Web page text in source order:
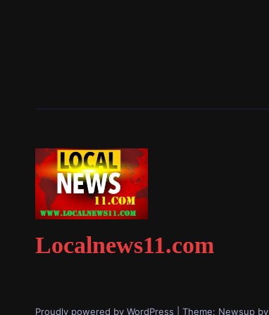
Localnews11.com
Proudly powered by WordPress Theme: Newsup by